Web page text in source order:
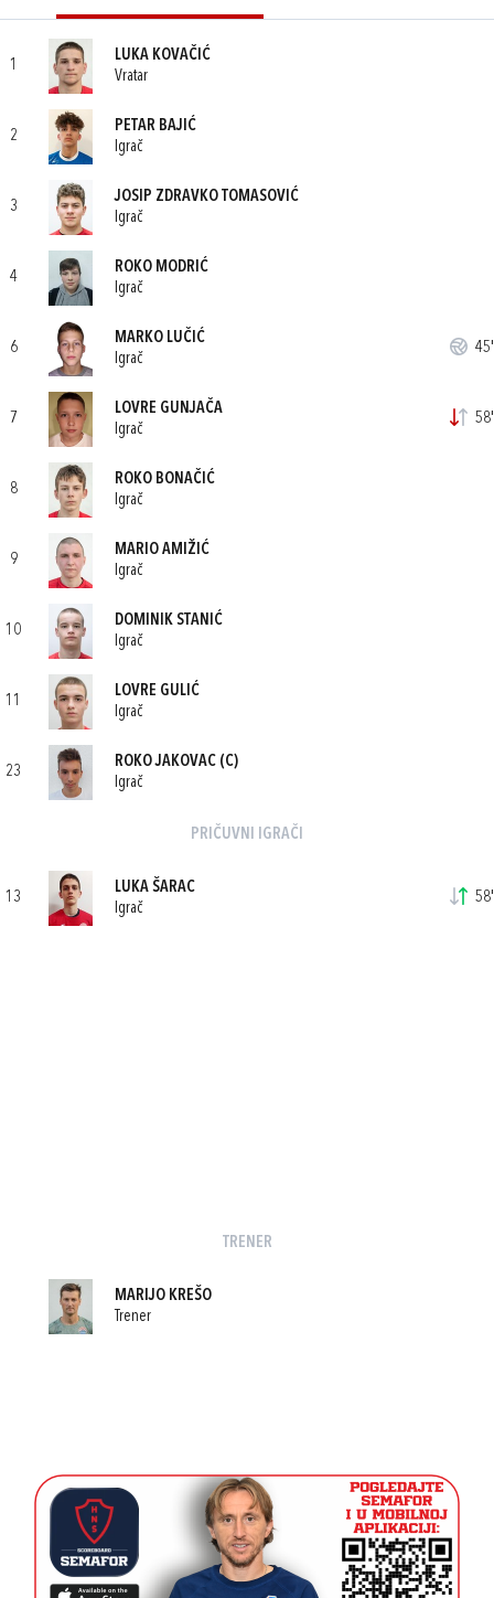
1
LUKA KOVAČIĆ
Vratar
2
PETAR BAJIĆ
Igrač
3
JOSIP ZDRAVKO TOMASOVIĆ
Igrač
4
ROKO MODRIĆ
Igrač
6
MARKO LUČIĆ
Igrač
45'
7
LOVRE GUNJAČA
Igrač
58'
8
ROKO BONAČIĆ
Igrač
9
MARIO AMIŽIĆ
Igrač
10
DOMINIK STANIĆ
Igrač
11
LOVRE GULIĆ
Igrač
23
ROKO JAKOVAC (C)
Igrač
PRIČUVNI IGRAČI
13
LUKA ŠARAC
Igrač
58'
TRENER
MARIJO KREŠO
Trener